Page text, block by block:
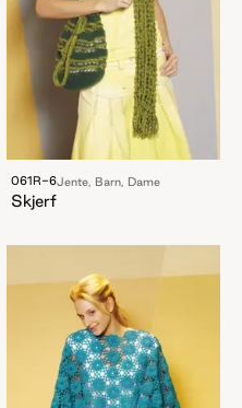
061R-6Jente, Barn, Dame
Skjerf